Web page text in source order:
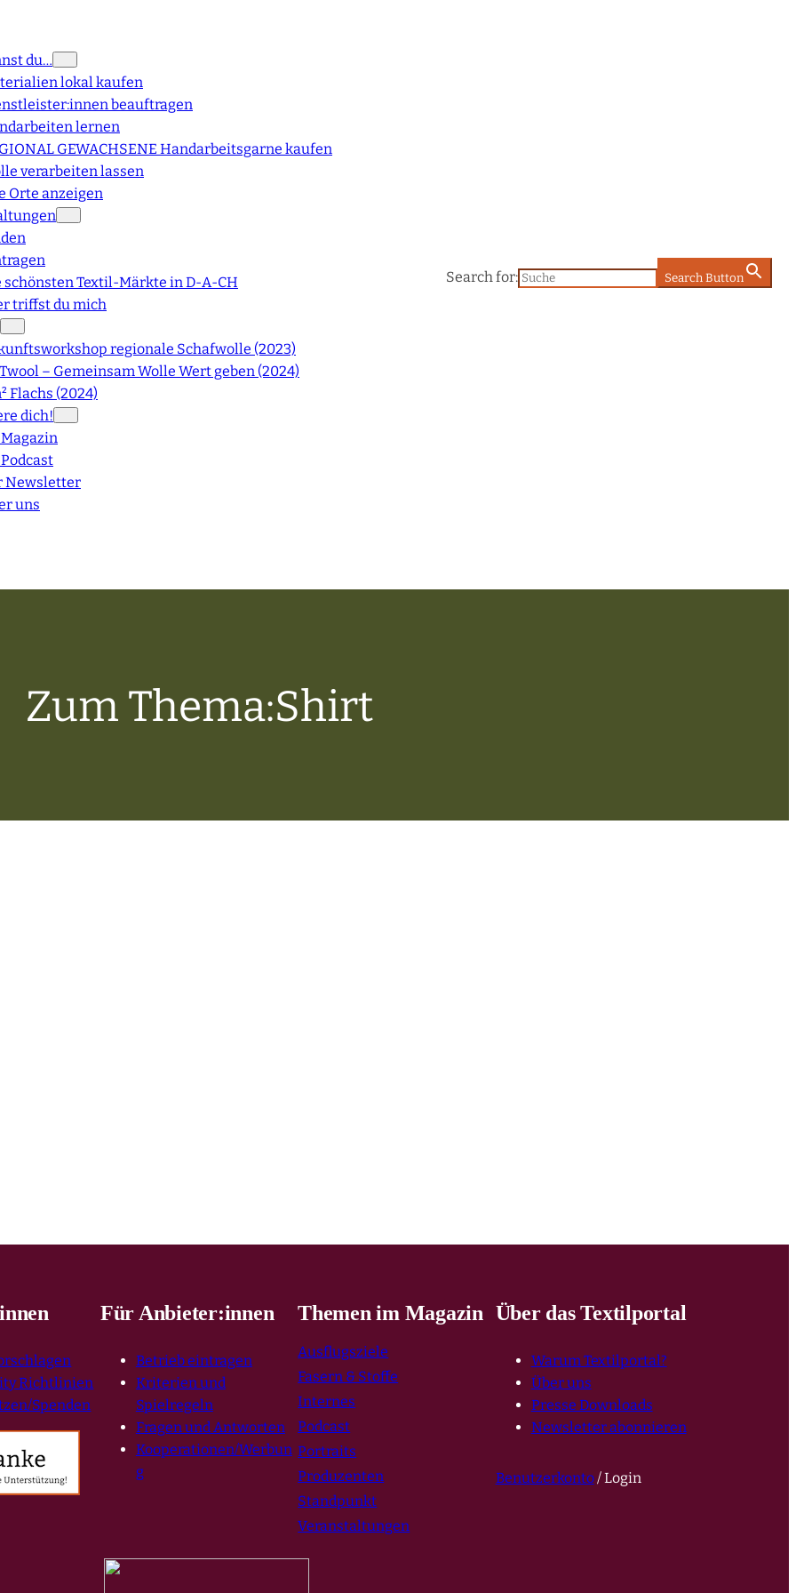
du…
lokal kaufen
beauftragen
lernen
GEWACHSENE Handarbeitsgarne kaufen
verarbeiten lassen
Orte anzeigen
schönsten Textil-Märkte in D-A-CH
triffst du mich
regionale Schafwolle (2023)
– Gemeinsam Wolle Wert geben (2024)
Flachs (2024)
dich!
Newsletter
uns
Search for: Search Button
Zum Thema:Shirt
Richtlinien
Spenden
Für Anbieter:innen
Betrieb eintragen
Kriterien und
Spielregeln
Fragen und Antworten
Kooperationen/Werbun
g
Themen im Magazin
Ausflugsziele
Fasern & Stoffe
Internes
Podcast
Portraits
Produzenten
Standpunkt
Veranstaltungen
Über das Textilportal
Warum Textilportal?
Über uns
Presse Downloads
Newsletter abonnieren
Benutzerkonto/ Login